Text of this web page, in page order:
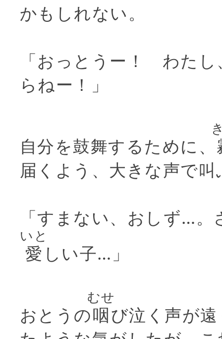
かもしれない。
「おっとうー！ わた
らねー！」
自分を鼓舞するために、
届くよう、大きな声で叫
「すまない、おしず…。
愛
いと
しい子…」
おとうの咽
むせ
び泣く声が